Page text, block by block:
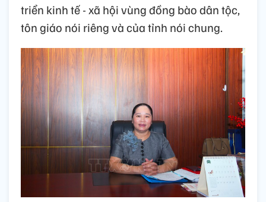
triển kinh tế - xã hội vùng đồng bào dân tộc,
tôn giáo nói riêng và của tỉnh nói chung.